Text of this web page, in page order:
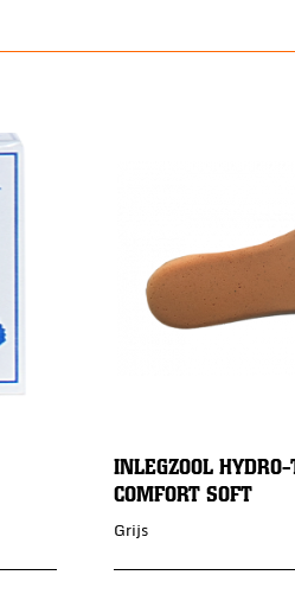
INLEGZOOL
COMFORT SOFT
Grijs